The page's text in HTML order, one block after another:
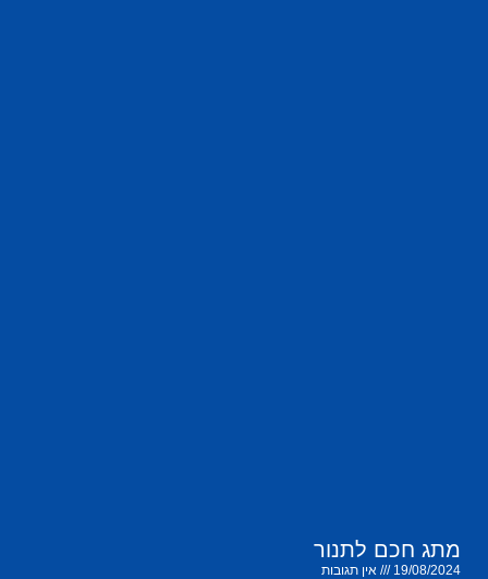
מתג חכם לתנור
19/08/2024 אין תגובות